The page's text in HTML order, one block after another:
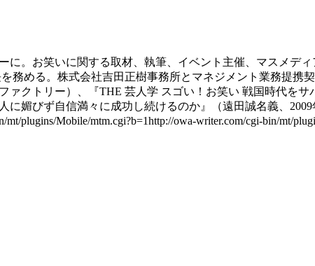
。お笑いに関する取材、執筆、イベント主催、マスメデ
務める。株式会社吉田正樹事務所とマネジメント業務提携
クトリー）、『THE 芸人学 スゴい！お笑い 戦国時代をサ
媚びず自信満々に成功し続けるのか』（遠田誠名義、2009
Mobile/mtm.cgi?b=1http://owa-writer.com/cgi-bin/mt/